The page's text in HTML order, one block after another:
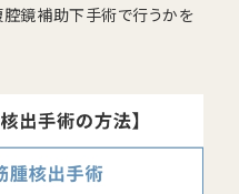
腔鏡補助下手術で行うかを